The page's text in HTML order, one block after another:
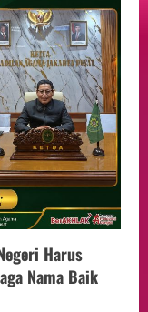
Harus
Nama Baik